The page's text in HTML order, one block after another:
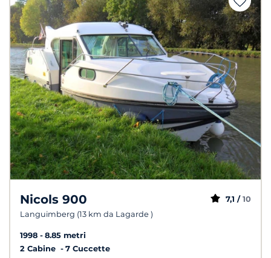
Nicols 900
Languimberg (13 km da Lagarde )
7,1 / 10
1998
8.85 metri
2 Cabine
7 Cuccette